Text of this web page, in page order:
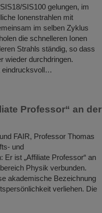
SIS100 gelungen, im
Ionenstrahlen mit
im selben Zyklus
die schnelleren Ionen
Strahls ständig, so dass
wieder durchdringen.
eindrucksvoll…
Professor“ an der
FAIR, Professor Thomas
und
Er ist „Affiliate Professor“ an
Physik verbunden.
akademische Bezeichnung
verliehen. Die